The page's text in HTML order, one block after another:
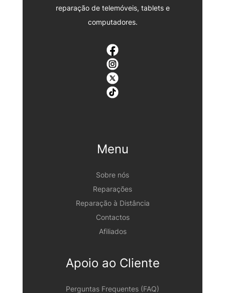
reparação de telemóveis, tablets e
computadores.
Menu
Sobre nós
Reparações
Reparação à Distância
Contactos
Afiliados
Apoio ao Cliente
Perguntas Frequentes (FAQ)